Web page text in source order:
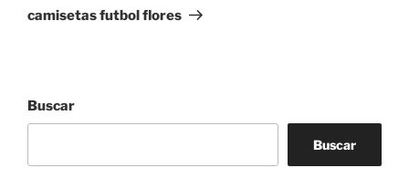
entrada
camisetas futbol flores
Buscar
Buscar